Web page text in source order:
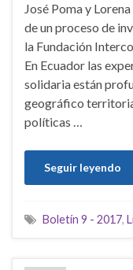
José Poma y
de un proceso de
la Fundación
En Ecuador las
solidaria están
geográfico
políticas …
Seguir leyendo
Boletín 9 - 2017,